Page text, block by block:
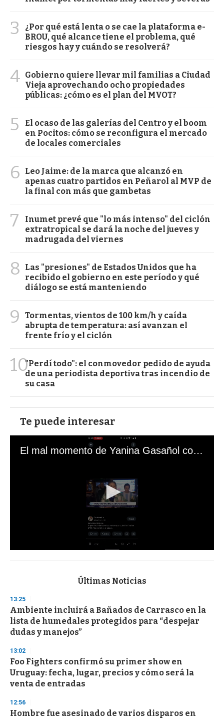
3
¿Por qué está lenta o se cae la plataforma e-
BROU, qué alcance tiene el problema, qué
riesgos hay y cuándo se resolverá?
4 Gobierno quiere llevar mil familias a Ciudad
Vieja aprovechando ocho propiedades
públicas: ¿cómo es el plan del MVOT?
5
El ocaso de las galerías del Centro y el boom
en Pocitos: cómo se reconfigura el mercado
de locales comerciales
6
Leo Jaime: de la marca que alcanzó en
apenas cuatro partidos en Peñarol al MVP de
la final con más que gambetas
7
Inumet prevé que "lo más intenso" del ciclón
extratropical se dará la noche del jueves y
madrugada del viernes
8
Las "presiones" de Estados Unidos que ha
recibido el gobierno en este período y qué
diálogo se está manteniendo
9
Tormentas, vientos de 100 km/h y caída
abrupta de temperatura: así avanzan el
frente frío y el ciclón
10"Perdí todo": el conmovedor pedido de ayuda
de una periodista deportiva tras incendio de
su casa
Te puede interesar
El mal momento de Yanina Gasañol con un hincha argentino en "Subrayado"
s
d
s
o
f
3
s
e
c
o
n
Últimas Noticias
13:25
Ambiente incluirá a Bañados de Carrasco en la
lista de humedales protegidos para “despejar
dudas y manejos”
13:02
Foo Fighters confirmó su primer show en
Uruguay: fecha, lugar, precios y cómo será la
venta de entradas
12:56
Hombre fue asesinado de varios disparos en